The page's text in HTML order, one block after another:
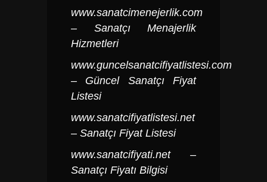
www.sanatcimenejerlik.com
– Sanatçı Menajerlik
Hizmetleri
www.guncelsanatcifiyatlistesi.com
– Güncel Sanatçı Fiyat
Listesi
www.sanatcifiyatlistesi.net
– Sanatçı Fiyat Listesi
www.sanatcifiyati.net–
Sanatçı Fiyatı Bilgisi